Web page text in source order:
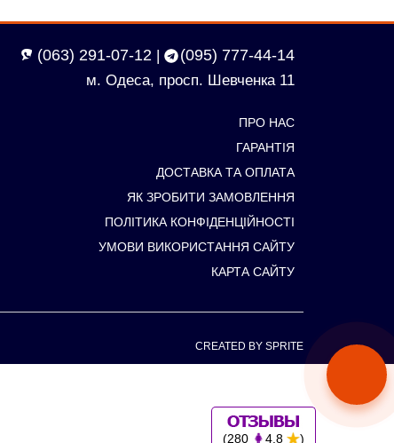
(063) 291-07-12 | (095) 777-44-14
м. Одеса, просп. Шевченка 11
ПРО НАС
ГАРАНТІЯ
ДОСТАВКА ТА ОПЛАТА
ЯК ЗРОБИТИ ЗАМОВЛЕННЯ
ПОЛІТИКА КОНФІДЕНЦІЙНОСТІ
УМОВИ ВИКОРИСТАННЯ САЙТУ
КАРТА САЙТУ
CREATED BY SPRITE
(280 4.8 )